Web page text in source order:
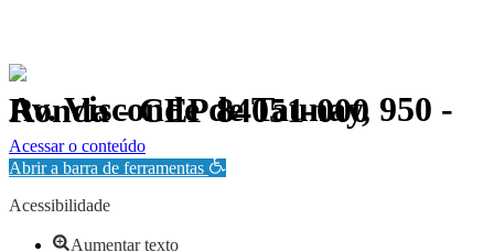
Av. Visconde de Taunay, 950 - Ronda - CEP 84051-000
Política de Privacidade.
Acessar o conteúdo
Abrir a barra de ferramentas
Acessibilidade
Aumentar texto